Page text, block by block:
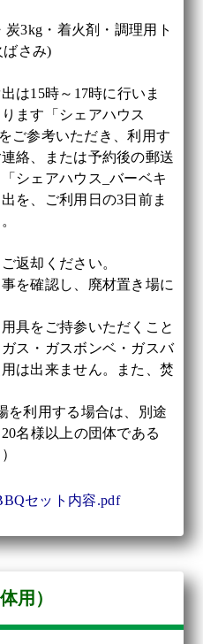
3kg・着火剤・調理用ト
ばさみ)
は15時～17時に行いま
ます「シェアハウス
ご参考いただき、利用す
絡、または予約後の郵送
シェアハウス_バーベキ
を、ご利用日の3日前ま
返却ください。
を確認し、廃材置き場に
具をご持参いただくこと
ス・ガスボンベ・ガスバ
は出来ません。また、焚
を利用する場合は、別途
名様以上の団体である
セット内容.pdf
用）